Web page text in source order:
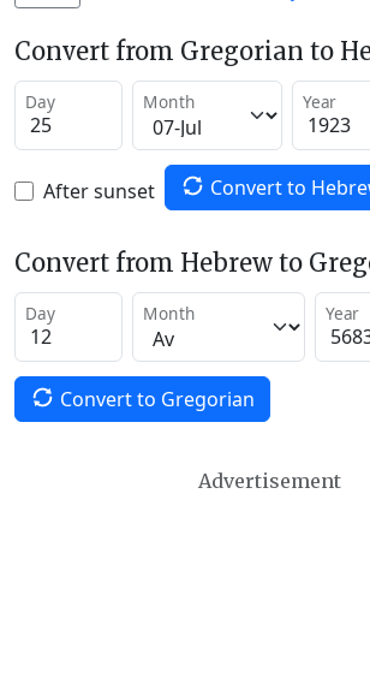
Convert from Gregorian to
Day Month Year
After sunset Convert to
Convert from Hebrew to
Day Month Year
Convert to Gregorian
Advertisement